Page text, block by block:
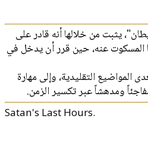
يثبت من خلالها أنه قادر على
المسكوت عنه، حين قرر أن يدخل في
التقليدية، وإلى مهارة
ومدهشاً عبر تكسير الزمن.
Satan's Last Hours.